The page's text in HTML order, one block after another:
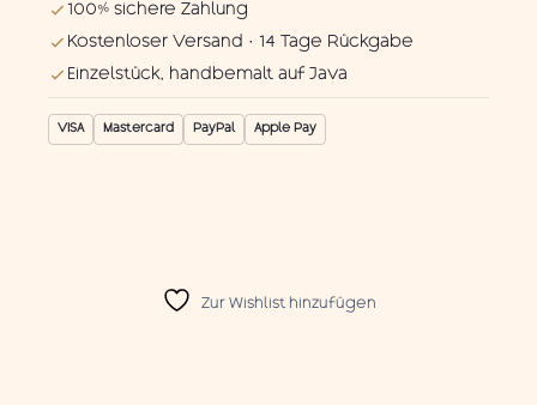
100% sichere Zahlung
Kostenloser Versand · 14 Tage Rückgabe
Einzelstück, handbemalt auf Java
VISA Mastercard PayPal Apple Pay
Zur Wishlist hinzufügen